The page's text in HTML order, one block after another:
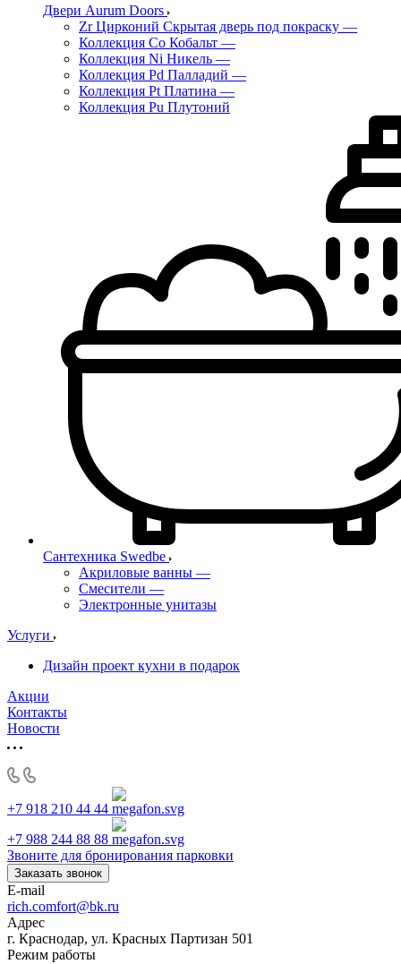
Двери Aurum Doors
Zr Цирконий Скрытая дверь под покраску —
Коллекция Co Кобальт —
Коллекция Ni Никель —
Коллекция Pd Палладий —
Коллекция Pt Платина —
Коллекция Pu Плутоний
Сантехника Swedbe
Акриловые ванны —
Смесители —
Электронные унитазы
Услуги
Дизайн проект кухни в подарок
Акции
Контакты
Новости
+7 918 210 44 44
+7 988 244 88 88
Звоните для бронирования парковки
Заказать звонок
E-mail
rich.comfort@bk.ru
Адрес
г. Краснодар, ул. Красных Партизан 501
Режим работы